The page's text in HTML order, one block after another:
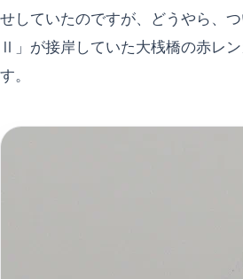
せしていたのですが、どうやら、
Ⅱ」が接岸していた大桟橋の赤レ
す。